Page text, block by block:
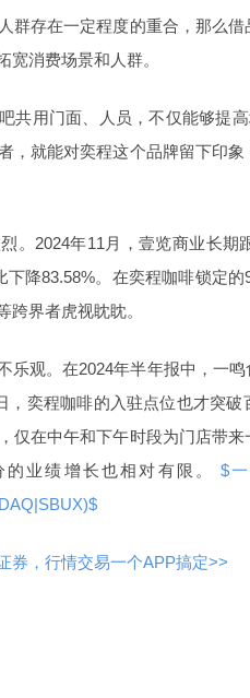
群存在一定程度的重合，那么
宽消费场景和人群。
共用门面、人员，不仅能够提
，就能对奕程这个品牌留下印
。2024年11月，壹览商业长期
降83.58%。在奕程咖啡锁定
跨界者虎视眈眈。
乐观。在2024年半年报中，一
，奕程咖啡的入驻点位也才突
仅在中午和下午时段为门店带
业绩增长也相对有限。
$
券，行情交易一个APP搞定>>